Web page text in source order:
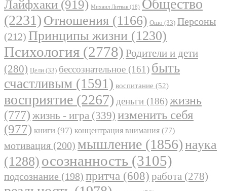
Лайфхаки (919) Михаил Литвак (18) Общество
(2231) Отношения (1166) Ошо (33) Персоны
(212) Принципы жизни (1230)
Психология (2778) Родители и дети
(280) Цели (33) бессознательное (161) быть
счастливым (1591) воспитание (52)
восприятие (2267) деньги (186)жизнь
(777) жизнь - игра (339) изменить себя
(977) книги (97) концентрация внимания (77)
мотивация (200) мышление (1856)наука
(1288) осознанность (3105)
подсознание (198) притча (608) работа (278)